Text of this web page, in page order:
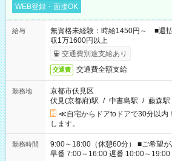
WEB登録・面接OK
給与
無資格未経験：時給1450円～ ■週
収1万1600円以上
交通費別途支給あり
交通費 交通費全額支給
勤務地
京都市伏見区
伏見(京都府)駅 / 中書島駅 / 藤森駅
≪自宅からドアtoドアで30分以
します。
勤務時間
9:00～18:00（休憩60分） ■ご希望があれば下記シフトもOK！
早番 7:00～16:00 遅番 10:00～19:00 「家族と休みを合わせた